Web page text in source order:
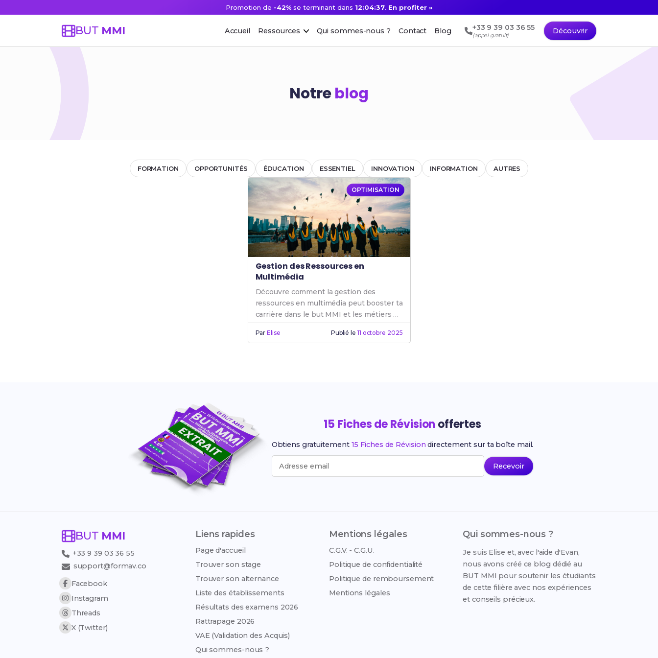
Promotion de -42% se terminant dans 12:04:37. En profiter »
BUT MMI Accueil Ressources Qui sommes-nous ? Contact Blog +33 9 39 03 36 55
(appel gratuit)
Découvrir
Notreblog
FORMATION OPPORTUNITÉS ÉDUCATION ESSENTIEL INNOVATION INFORMATION AUTRES
OPTIMISATION
Gestion des Ressources en
Multimédia
Découvre comment la gestion des
ressources en multimédia peut booster ta
carrière dans le but MMI et les métiers de
l'internet.
ParElise Publié le 11 octobre 2025
15 Fiches de Révision offertes
Obtiens gratuitement 15 Fiches de Révision directement sur ta boîte mail.
Adresse email Recevoir
BUT MMI
+33 9 39 03 36 55
support@formav.co
Facebook
Instagram
Threads
X (Twitter)
Liens rapides
Page d'accueil
Trouver son stage
Trouver son alternance
Liste des établissements
Résultats des examens 2026
Rattrapage 2026
VAE (Validation des Acquis)
Qui sommes-nous ?
Mentions légales
C.G.V. - C.G.U.
Politique de confidentialité
Politique de remboursement
Mentions légales
Qui sommes-nous ?
Je suis Elise et, avec l'aide d'Evan,
nous avons créé ce blog dédié au
BUT MMI pour soutenir les étudiants
de cette filière avec nos expériences
et conseils précieux.